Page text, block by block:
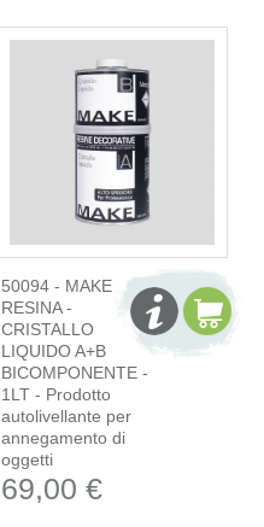
50094 - MAKE
RESINA -
CRISTALLO
LIQUIDO A+B
BICOMPONENTE -
1LT - Prodotto
autolivellante per
annegamento di
oggetti
69,00 €